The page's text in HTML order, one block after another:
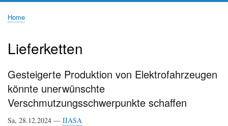
Home
Lieferketten
Gesteigerte Produktion von Elektrofahrzeugen
könnte unerwünschte
Verschmutzungsschwerpunkte schaffen
Sa, 28.12.2024 — IIASA